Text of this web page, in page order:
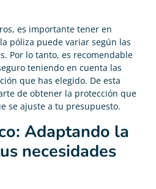
es importante tener en
póliza puede variar según las
Por lo tanto, es recomendable
teniendo en cuenta las
que has elegido. De esta
de obtener la protección que
se ajuste a tu presupuesto.
Adaptando la
necesidades